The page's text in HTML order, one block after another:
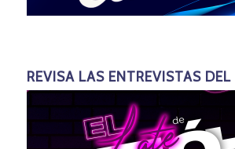
REVISA LAS ENTREVISTAS DEL